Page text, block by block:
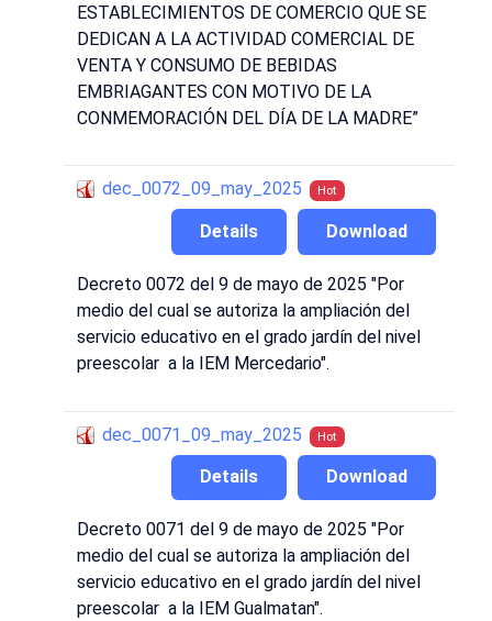
ESTABLECIMIENTOS DE COMERCIO QUE SE
DEDICAN A LA ACTIVIDAD COMERCIAL DE
VENTA Y CONSUMO DE BEBIDAS
EMBRIAGANTES CON MOTIVO DE LA
CONMEMORACIÓN DEL DÍA DE LA MADRE”
dec_0072_09_may_2025 Hot
Download
Details
Decreto 0072 del 9 de mayo de 2025 "Por
medio del cual se autoriza la ampliación del
servicio educativo en el grado jardín del nivel
preescolar a la IEM Mercedario".
dec_0071_09_may_2025 Hot
Download
Details
Decreto 0071 del 9 de mayo de 2025 "Por
medio del cual se autoriza la ampliación del
servicio educativo en el grado jardín del nivel
preescolar a la IEM Gualmatan".